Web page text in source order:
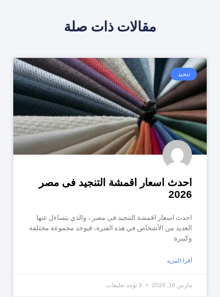
مقالات ذات صلة
تنجيد
احدث اسعار اقمشة التنجيد فى مصر
2026
احدث اسعار اقمشة التنجيد فى مصر ، والذي يتساءل عنها
العديد من الأشخاص في هذه الفترة، فيوجد مجموعة مختلفة
وكبيرة
أقرا المزيد
مارس 16, 2024 لا توجد تعليقات